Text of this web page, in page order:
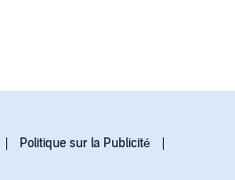
la
Politique sur la Publicité